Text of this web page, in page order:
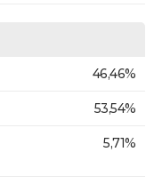
46,46%
53,54%
5,71%